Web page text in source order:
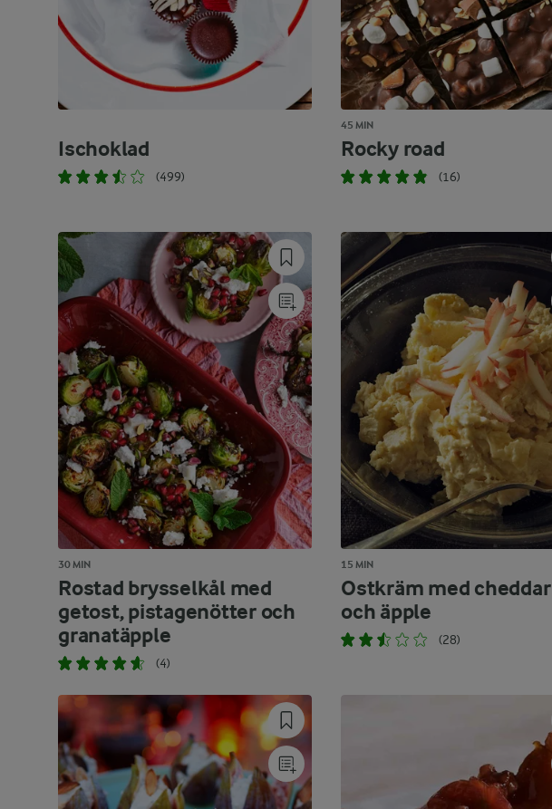
Ischoklad
(499)
45 MIN
Rocky road
(16)
30 MIN
Rostad brysselkål med
getost, pistagenötter och
granatäpple
(4)
15 MIN
Ostkräm med cheddar
och äpple
(28)